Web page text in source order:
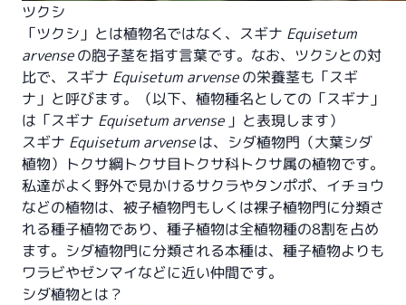
ツクシ
「ツクシ」とは植物名ではなく、スギナ Equisetum
arvenseの胞子茎を指す言葉です。なお、ツクシとの対
比で、スギナ Equisetum arvenseの栄養茎も「スギ
ナ」と呼びます。（以下、植物種名としての「スギナ」
は「スギナ Equisetum arvense」と表現します）
スギナ Equisetum arvenseは、シダ植物門（大葉シダ
植物）トクサ綱トクサ目トクサ科トクサ属の植物です。
私達がよく野外で見かけるサクラやタンポポ、イチョウ
などの植物は、被子植物門もしくは裸子植物門に分類さ
れる種子植物であり、種子植物は全植物種の8割を占め
ます。シダ植物門に分類される本種は、種子植物よりも
ワラビやゼンマイなどに近い仲間です。
シダ植物とは？